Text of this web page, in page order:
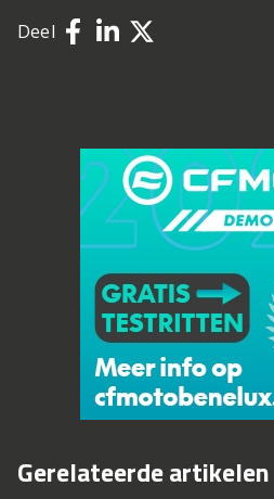
Deel
Gerelateerde artikelen